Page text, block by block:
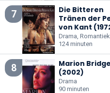
7
Die Bitteren
Tränen der
von Kant
Drama, Romantiek
124 minuten
8
Marion Bridge
(2002)
Drama
90 minuten